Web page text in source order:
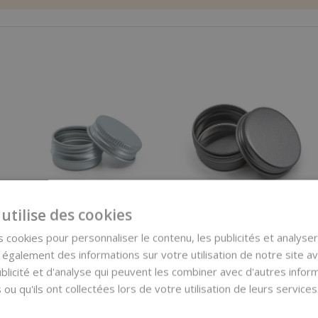
Pot en aluminium
avec couvercle, 29
mm, 5 ml
0,58 €
(0,58 € / pcs)
argenté, 15 ml,
couvercle, 39 mm
0,90 €
(0,90 € / pcs)
des cookies
cookies pour personnaliser le contenu, les publicités et
des informations sur votre utilisation de notre site
et d'analyse qui peuvent les combiner avec d'autres
ou qu'ils ont collectées lors de votre utilisation de leurs services.